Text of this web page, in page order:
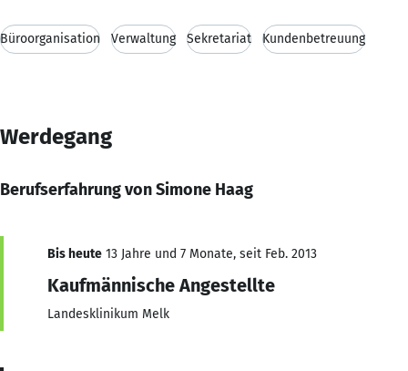
Büroorganisation Verwaltung Sekretariat Kundenbetreuung
Werdegang
Berufserfahrung von Simone Haag
Bis heute 13 Jahre und 7 Monate, seit Feb. 2013
Kaufmännische Angestellte
Landesklinikum Melk